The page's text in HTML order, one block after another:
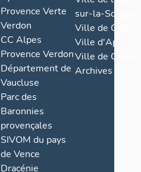
Provence Verte
Verdon
CC Alpes
Provence Verdon
Département de
Vaucluse
Parc des
Baronnies
provençales
SIVOM du pays
de Vence
Dracénie
sur-la-Sorgue
Ville de Grasse
Ville d'Apt
Ville de
Archives